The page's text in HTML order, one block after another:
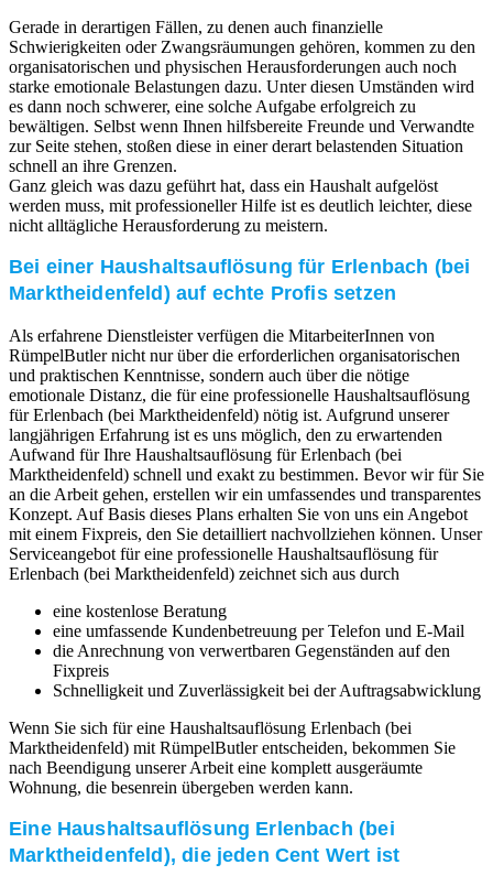
Gerade in derartigen Fällen, zu denen auch finanzielle
Schwierigkeiten oder Zwangsräumungen gehören, kommen zu den
organisatorischen und physischen Herausforderungen auch noch
starke emotionale Belastungen dazu. Unter diesen Umständen wird
es dann noch schwerer, eine solche Aufgabe erfolgreich zu
bewältigen. Selbst wenn Ihnen hilfsbereite Freunde und Verwandte
zur Seite stehen, stoßen diese in einer derart belastenden Situation
schnell an ihre Grenzen.
Ganz gleich was dazu geführt hat, dass ein Haushalt aufgelöst
werden muss, mit professioneller Hilfe ist es deutlich leichter, diese
nicht alltägliche Herausforderung zu meistern.
Bei einer Haushaltsauflösung für Erlenbach (bei
Marktheidenfeld) auf echte Profis setzen
Als erfahrene Dienstleister verfügen die MitarbeiterInnen von
RümpelButler nicht nur über die erforderlichen organisatorischen
und praktischen Kenntnisse, sondern auch über die nötige
emotionale Distanz, die für eine professionelle Haushaltsauflösung
für Erlenbach (bei Marktheidenfeld) nötig ist. Aufgrund unserer
langjährigen Erfahrung ist es uns möglich, den zu erwartenden
Aufwand für Ihre Haushaltsauflösung für Erlenbach (bei
Marktheidenfeld) schnell und exakt zu bestimmen. Bevor wir für Sie
an die Arbeit gehen, erstellen wir ein umfassendes und transparentes
Konzept. Auf Basis dieses Plans erhalten Sie von uns ein Angebot
mit einem Fixpreis, den Sie detailliert nachvollziehen können. Unser
Serviceangebot für eine professionelle Haushaltsauflösung für
Erlenbach (bei Marktheidenfeld) zeichnet sich aus durch
eine kostenlose Beratung
eine umfassende Kundenbetreuung per Telefon und E-Mail
die Anrechnung von verwertbaren Gegenständen auf den
Fixpreis
Schnelligkeit und Zuverlässigkeit bei der Auftragsabwicklung
Wenn Sie sich für eine Haushaltsauflösung Erlenbach (bei
Marktheidenfeld) mit RümpelButler entscheiden, bekommen Sie
nach Beendigung unserer Arbeit eine komplett ausgeräumte
Wohnung, die besenrein übergeben werden kann.
Eine Haushaltsauflösung Erlenbach (bei
Marktheidenfeld), die jeden Cent Wert ist